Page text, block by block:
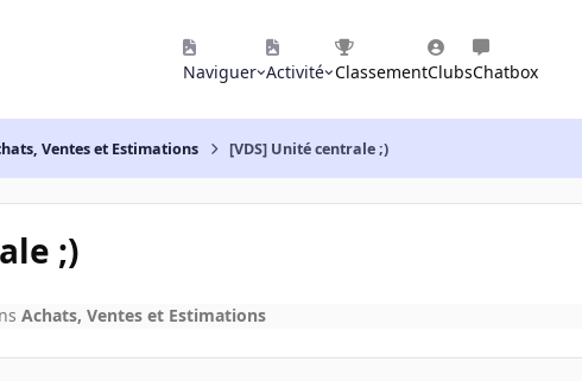
Naviguer Activité ClassementClubsChatbox
Ventes et Estimations [VDS] Unité centrale ;)
;)
Achats, Ventes et Estimations